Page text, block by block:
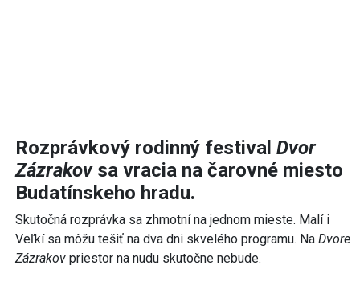
Rozprávkový rodinný festival Dvor
Zázrakovsa vracia na čarovné miesto
Budatínskeho hradu.
Skutočná rozprávka sa zhmotní na jednom mieste. Malí i
Veľkí sa môžu tešiť na dva dni skvelého programu. Na Dvore
Zázrakov priestor na nudu skutočne nebude.